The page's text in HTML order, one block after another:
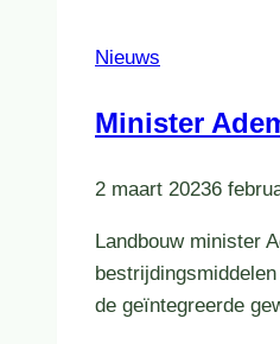
Nieuws
Minister
2 maart 20236
Landbouw minister
de geïntegreerde